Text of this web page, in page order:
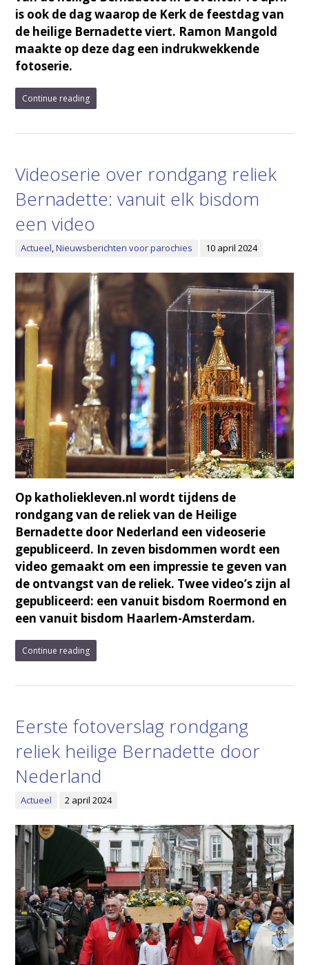
is ook de dag waarop de Kerk de feestdag van
de heilige Bernadette viert. Ramon Mangold
maakte op deze dag een indrukwekkende
fotoserie.
Continue reading
Videoserie over rondgang reliek
Bernadette: vanuit elk bisdom
een video
Actueel,Nieuwsberichten voor parochies 10 april 2024
Op katholiekleven.nl wordt tijdens de
rondgang van de reliek van de Heilige
Bernadette door Nederland een videoserie
gepubliceerd. In zeven bisdommen wordt een
video gemaakt om een impressie te geven van
de ontvangst van de reliek. Twee video’s zijn al
gepubliceerd: een vanuit bisdom Roermond en
een vanuit bisdom Haarlem-Amsterdam.
Continue reading
Eerste fotoverslag rondgang
reliek heilige Bernadette door
Nederland
Actueel 2 april 2024